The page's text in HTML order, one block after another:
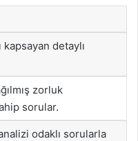
detaylı
zorluk
sorular.
odaklı sorularla